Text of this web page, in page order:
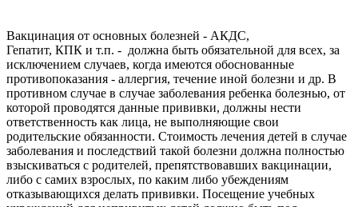
Вакцинация от основных болезней - АКДС,
Гепатит, КПК и т.п. - должна быть обязательной для всех, за
исключением случаев, когда имеются обоснованные
противопоказания - аллергия, течение иной болезни и др. В
противном случае в случае заболевания ребенка болезнью, от
которой проводятся данные прививки, должны нести
ответственность как лица, не выполняющие свои
родительские обязанности. Стоимость лечения детей в случае
заболевания и последствий такой болезни должна полностью
взыскиваться с родителей, препятствовавших вакцинации,
либо с самих взрослых, по каким либо убеждениям
отказывающихся делать прививки. Посещение учебных